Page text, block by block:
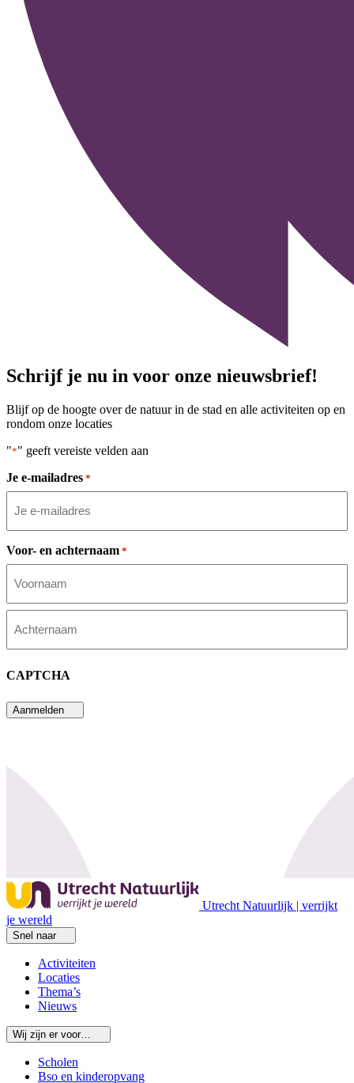
Schrijf je nu in voor onze nieuwsbrief!
Blijf op de hoogte over de natuur in de stad en alle activiteiten op en
rondom onze locaties
"*" geeft vereiste velden aan
Je e-mailadres *
Voor- en achternaam *
Voornaam
CAPTCHA
Aanmelden
Utrecht Natuurlijk | verrijkt
je wereld
Snel naar
Activiteiten
Locaties
Thema’s
Nieuws
Wij zijn er voor…
Scholen
Bso en kinderopvang